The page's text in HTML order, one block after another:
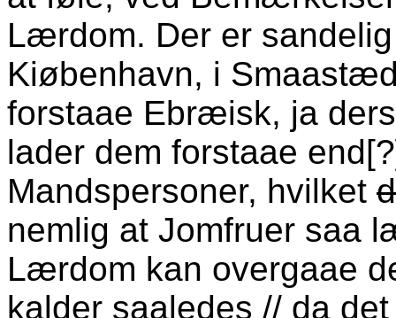
Lærdom. Der er
Kiøbenhavn, i
forstaae Ebræisk, ja
lader dem forstaae
Mandspersoner, hvilket
nemlig at Jomfruer saa
Lærdom kan overgaae
kalder saaledes // da